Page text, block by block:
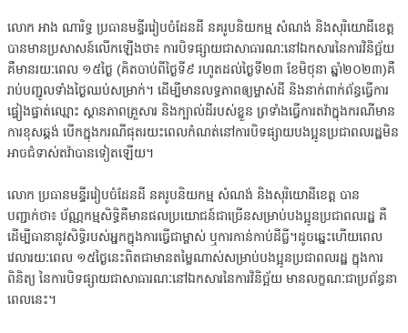
លោក អាង ណារិទ្ធ ប្រធានមន្ទីររៀបចំដែនដី នគរូបនិយកម្ម សំណង់ និងសុរិយោដីខេត្ត
បានមានប្រសាសន៍លើកឡើងថា៖ ការបិទផ្សាយជាសាធារណៈនៅឯកសារនៃការវិនិច្ឆ័យ
គឺមានរយៈពេល ១៥ថ្ងៃ (គិតចាប់ពីថ្ងៃទី៩ រហូតដល់ថ្ងៃទី២៣ ខែមិថុនា ឆ្នាំ២០២៣)គឺ
រាប់បញ្ជូលទាំងថ្ងៃឈប់សម្រាក់។ ដើម្បីមានលទ្ធភាពឲ្យម្ចាស់ដី និងនាក់ពាក់ព័ន្ធធ្វើការ
ផ្ទៀងផ្ទាត់ឈ្មោះ ស្ថានភាពគ្រួសារ និងក្បាល់ដីរបស់ខ្លួន ព្រទាំងធ្វើការតវ៉ាក្នុងករណីមាន
ការខុសឆ្គង់ បើកក្នុងករណីផុតរយះពេលកំណត់នៅការបិទផ្សាយបងប្អូនប្រជាពលរដ្ឋមិន
អាចជំទាស់តវ៉ាបានទៀតឡើយ។
លោក ប្រធានមន្ទីររៀបចំដែនដី នគរូបនិយកម្ម សំណង់ និងសុរិយោដីខេត្ត បាន
បញ្ជាក់ថា៖ ប័ណ្ណកម្មសិទ្ធិគឺមានផលប្រយោជន៍ជាច្រើនសម្រាប់បងប្អូនប្រជាពលរដ្ឋ គឺ
ដើម្បីធានានូវសិទ្ធិរបស់អ្នកក្នុងការធ្វើជាម្ចាស់ ឬការកាន់កាប់ដីធ្លី។ដូចឆ្នេះហើយពេល
វេលារយៈពេល ១៥ថ្ងៃនេះពិតជាមានតម្លៃណាស់សម្រាប់បងប្អូនប្រជាពលរដ្ឋ ក្នុងការ
ពិនិត្យ នៃការបិទផ្សាយជាសាធារណៈនៅឯកសារនៃការវិនិច្ឆ័យ មានលក្ខណៈជាប្រព័ន្ធនា
ពេលនេះ។